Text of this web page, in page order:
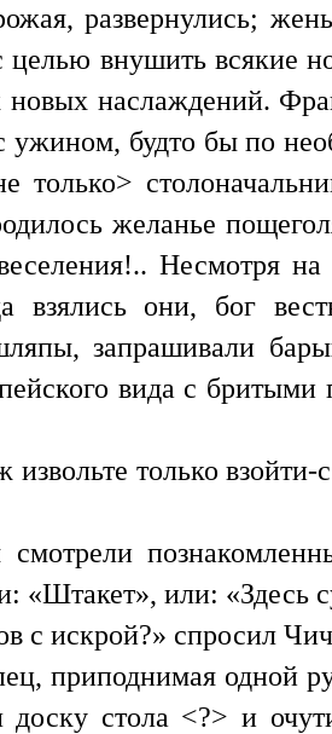
развернулись;
внушить всякие
наслаждений.
ужином, будто бы по
только>
желанье
Несмотря
взялись они, бог
запрашивали
вида с
только
«Штакет», или: «Здесь
с искрой?» спросил
приподнимая одной
стола <?> и